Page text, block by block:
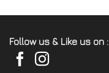
Follow us & Like us on :